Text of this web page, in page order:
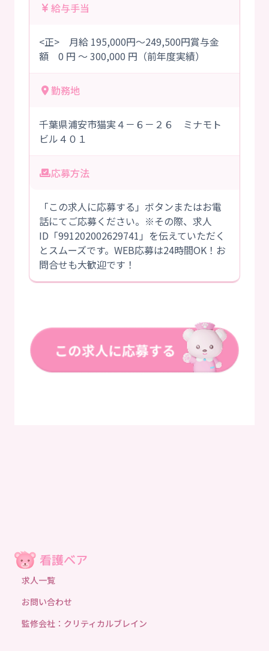
給与手当
<正> 月給 195,000円～249,500円賞与金
額 0 円 ～ 300,000 円（前年度実績）
勤務地
千葉県浦安市猫実４－６－２６ ミナモト
ビル４０１
応募方法
「この求人に応募する」ボタンまたはお電
話にてご応募ください。※その際、求人
ID「991202002629741」を伝えていただく
とスムーズです。WEB応募は24時間OK！お
問合せも大歓迎です！
求人一覧
お問い合わせ
監修会社：クリティカルブレイン